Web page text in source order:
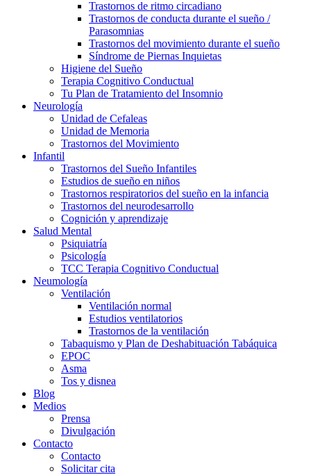
Trastornos de ritmo circadiano
Trastornos de conducta durante el sueño /
Parasomnias
Trastornos del movimiento durante el sueño
Síndrome de Piernas Inquietas
Higiene del Sueño
Terapia Cognitivo Conductual
Tu Plan de Tratamiento del Insomnio
Neurología
Unidad de Cefaleas
Unidad de Memoria
Trastornos del Movimiento
Infantil
Trastornos del Sueño Infantiles
Estudios de sueño en niños
Trastornos respiratorios del sueño en la infancia
Trastornos del neurodesarrollo
Cognición y aprendizaje
Salud Mental
Psiquiatría
Psicología
TCC Terapia Cognitivo Conductual
Neumología
Ventilación
Ventilación normal
Estudios ventilatorios
Trastornos de la ventilación
Tabaquismo y Plan de Deshabituación Tabáquica
EPOC
Asma
Tos y disnea
Blog
Medios
Prensa
Divulgación
Contacto
Contacto
Solicitar cita